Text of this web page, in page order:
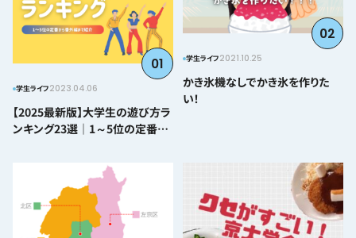
01
学生ライフ2023.04.06
【2025最新版】大学生の遊び方ラ
ンキング23選｜1～5位の定番か
02
学生ライフ2021.10.25
かき氷機なしでかき氷を作りた
い！